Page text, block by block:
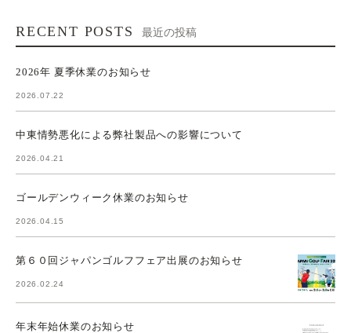
RECENT POSTS 最近の投稿
2026年 夏季休業のお知らせ
2026.07.22
中東情勢悪化による弊社製品への影響について
2026.04.21
ゴールデンウィーク休業のお知らせ
2026.04.15
第６０回ジャパンゴルフフェア出展のお知らせ
2026.02.24
年末年始休業のお知らせ